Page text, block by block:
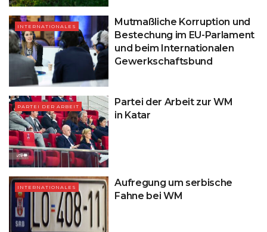
INTERNATIONALES
Mutmaßliche Korruption und
Bestechung im EU-Parlament
und beim Internationalen
Gewerkschaftsbund
PARTEI DER ARBEIT
Partei der Arbeit zur WM
in Katar
INTERNATIONALES
Aufregung um serbische
Fahne bei WM